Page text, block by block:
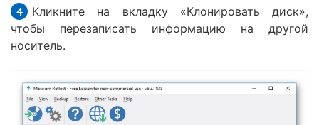
Кликните на вкладку «Клонировать диск»,
чтобы перезаписать информацию на другой
носитель.